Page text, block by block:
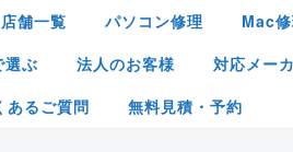
店舗一覧 パソコン修理 Mac
選ぶ 法人のお客様 対応メー
あるご質問
無料見積・予約